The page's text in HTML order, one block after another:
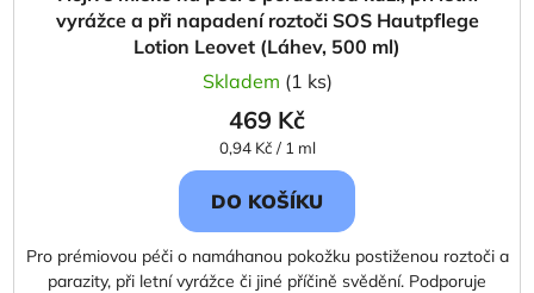
vyrážce a při napadení roztoči SOS Hautpflege
Lotion Leovet (Láhev, 500 ml)
Skladem (1 ks)
469 Kč
Měrná
cena:
0,94 Kč / 1 ml
DO KOŠÍKU
Pro prémiovou péči o namáhanou pokožku postiženou roztoči a
parazity, při letní vyrážce či jiné příčině svědění. Podporuje